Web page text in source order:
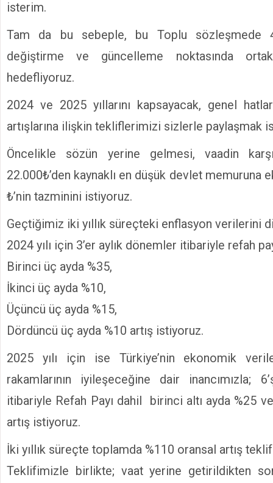
isterim.
Tam da bu sebeple, bu Toplu sözleşmede
değiştirme ve güncelleme noktasında
hedefliyoruz.
2024 ve 2025 yıllarını kapsayacak, genel
artışlarına ilişkin tekliflerimizi sizlerle paylaşmak
Öncelikle sözün yerine gelmesi, vaadin
22.000₺’den kaynaklı en düşük devlet memuruna
₺’nin tazminini istiyoruz.
Geçtiğimiz iki yıllık süreçteki enflasyon verilerini
2024 yılı için 3’er aylık dönemler itibariyle refah
Birinci üç ayda %35,
İkinci üç ayda %10,
Üçüncü üç ayda %15,
Dördüncü üç ayda %10 artış istiyoruz.
2025 yılı için ise Türkiye’nin ekonomik
rakamlarının iyileşeceğine dair inancımızla;
itibariyle Refah Payı dahil birinci altı ayda %25
artış istiyoruz.
İki yıllık süreçte toplamda %110 oransal artış
Teklifimizle birlikte; vaat yerine getirildikten